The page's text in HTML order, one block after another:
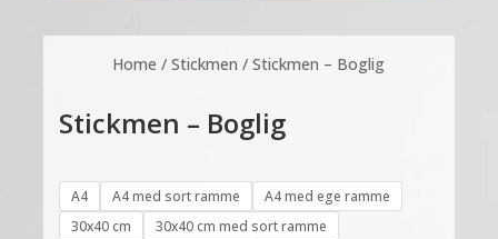
Home /Stickmen / Stickmen – Boglig
Stickmen – Boglig
A4 A4 med sort ramme
A4 med ege ramme
30x40 cm
30x40 cm med sort ramme